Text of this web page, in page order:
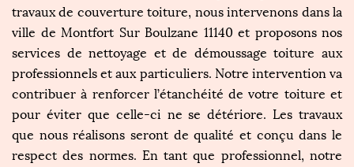
travaux de couverture toiture, nous intervenons dans la
ville de Montfort Sur Boulzane 11140 et proposons nos
services de nettoyage et de démoussage toiture aux
professionnels et aux particuliers. Notre intervention va
contribuer à renforcer l’étanchéité de votre toiture et
pour éviter que celle-ci ne se détériore. Les travaux
que nous réalisons seront de qualité et conçu dans le
respect des normes. En tant que professionnel, notre